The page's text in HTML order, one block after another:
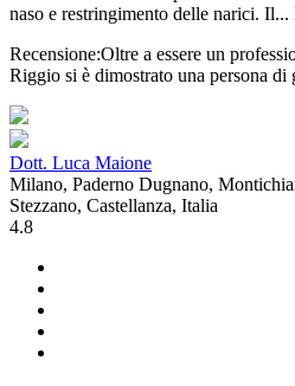
naso e restringimento delle narici. Il...
Recensione:Oltre a essere un
Riggio si è dimostrato una persona di
Dott. Luca Maione
Milano, Paderno Dugnano,
Stezzano, Castellanza, Italia
4.8